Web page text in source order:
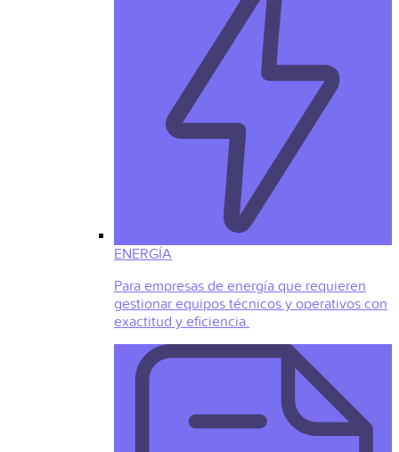
ENERGÍA
Para empresas de energía que requieren
gestionar equipos técnicos y operativos con
exactitud y eficiencia.